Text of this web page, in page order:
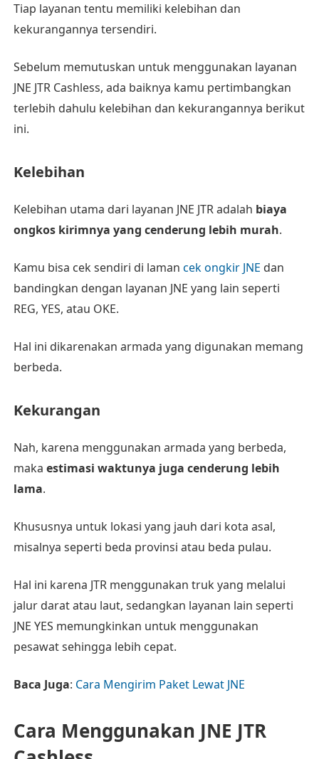
Tiap layanan tentu memiliki kelebihan dan
kekurangannya tersendiri.
Sebelum memutuskan untuk menggunakan layanan
JNE JTR Cashless, ada baiknya kamu pertimbangkan
terlebih dahulu kelebihan dan kekurangannya berikut
ini.
Kelebihan
Kelebihan utama dari layanan JNE JTR adalah biaya
ongkos kirimnya yang cenderung lebih murah.
Kamu bisa cek sendiri di laman cek ongkir JNE dan
bandingkan dengan layanan JNE yang lain seperti
REG, YES, atau OKE.
Hal ini dikarenakan armada yang digunakan memang
berbeda.
Kekurangan
Nah, karena menggunakan armada yang berbeda,
maka estimasi waktunya juga cenderung lebih
lama.
Khususnya untuk lokasi yang jauh dari kota asal,
misalnya seperti beda provinsi atau beda pulau.
Hal ini karena JTR menggunakan truk yang melalui
jalur darat atau laut, sedangkan layanan lain seperti
JNE YES memungkinkan untuk menggunakan
pesawat sehingga lebih cepat.
Baca Juga: Cara Mengirim Paket Lewat JNE
Cara Menggunakan JNE JTR